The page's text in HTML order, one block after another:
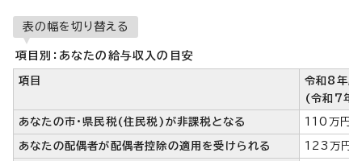
表の幅を切り替える
項目別：あなたの給与収入の目安
項目
令和8年度
(令和7年
あなたの市・県民税(住民税)が非課税となる 110万円
あなたの配偶者が配偶者控除の適用を受けられる 123万円